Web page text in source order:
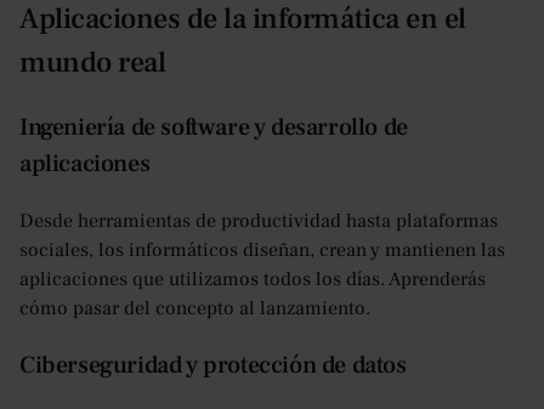
Aplicaciones de la informática en el
mundo real
Ingeniería de software y desarrollo de
aplicaciones
Desde herramientas de productividad hasta plataformas
sociales, los informáticos diseñan, crean y mantienen las
aplicaciones que utilizamos todos los días. Aprenderás
cómo pasar del concepto al lanzamiento.
Ciberseguridad y protección de datos